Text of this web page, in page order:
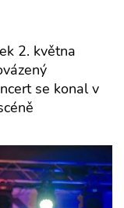
2. května
se konal v